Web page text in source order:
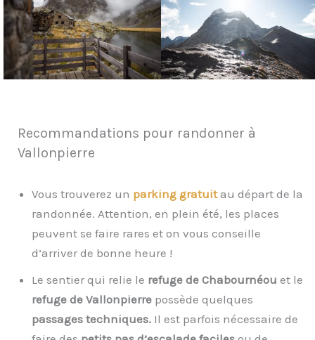
Recommandations pour randonner à
Vallonpierre
Vous trouverez un parking gratuitau départ de la
randonnée. Attention, en plein été, les places
peuvent se faire rares et on vous conseille
d’arriver de bonne heure !
Le sentier qui relie le refuge de Chabournéou et le
refuge de Vallonpierre possède quelques
passages techniques. Il est parfois nécessaire de